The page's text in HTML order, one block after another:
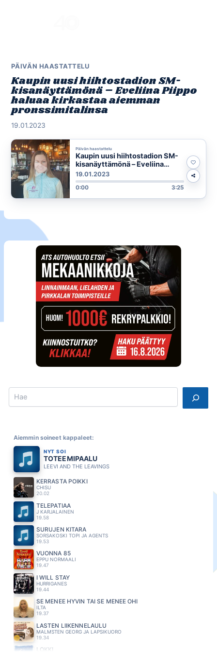
PÄIVÄN HAASTATTELU
Kaupin uusi hiihtostadion SM-
kisanäyttämönä – Eveliina Piippo
haluaa kirkastaa aiemman
pronssimitalinsa
19.01.2023
Päivän haastattelu
Kaupin uusi hiihtostadion SM-
kisanäyttämönä – Eveliina
Piippo haluaa kirkastaa
aiemman pronssimitalinsa
19.01.2023
0:00 3:25
Search
Aiemmin soineet kappaleet:
NYT SOI
TOTEEMIPAALU
LEEVI AND THE LEAVINGS
KERRASTA POIKKI
CHISU
20.02
TELEPATIAA
J KARJALAINEN
19.58
SURUJEN KITARA
SORSAKOSKI TOPI JA AGENTS
19.53
VUONNA 85
EPPU NORMAALI
19.47
I WILL STAY
HURRIGANES
19.44
SE MENEE HYVIN TAI SE MENEE OHI
ILTA
19.37
LASTEN LIIKENNELAULU
MALMSTEN GEORG JA LAPSIKUORO
19.34
LOKKI